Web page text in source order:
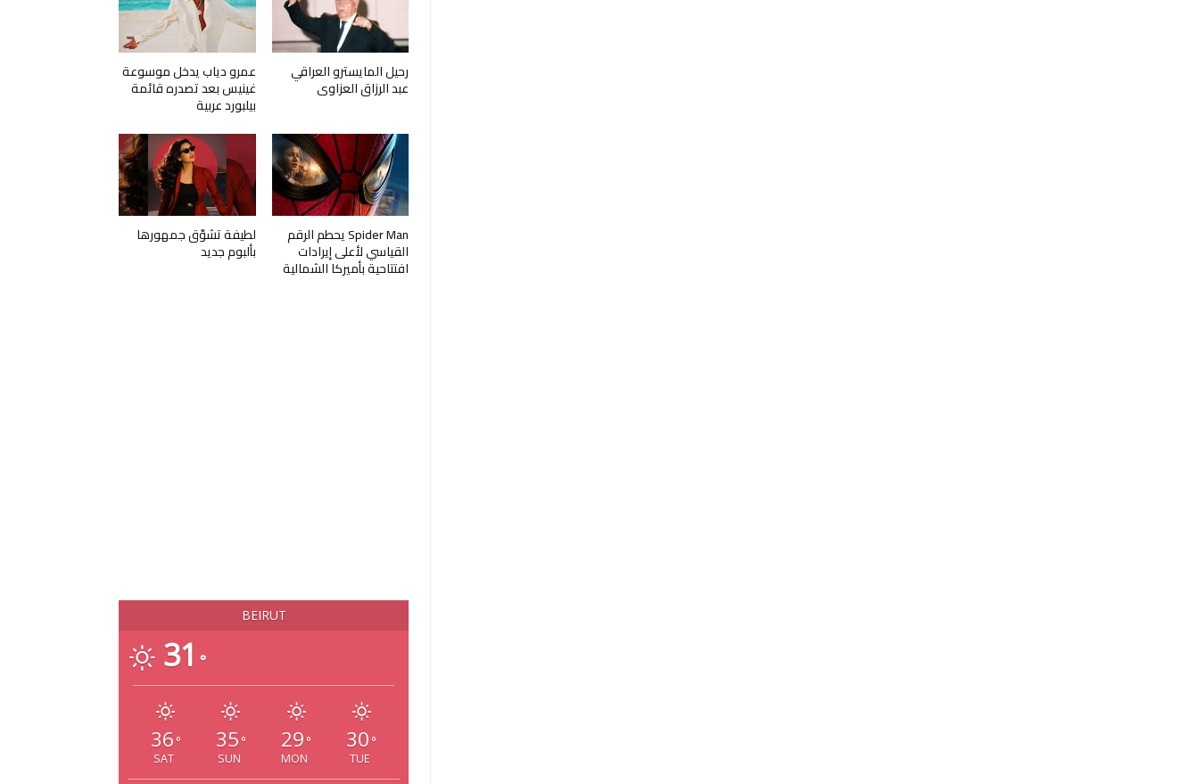
رحيل المايسترو العراقي
عبد الرزاق العزاوي
عمرو دياب يدخل موسوعة
غينيس بعد تصدره قائمة
بيلبورد عربية
Spider Man يحطم الرقم
القياسي لأعلى إيرادات
افتتاحية بأميركا الشمالية
لطيفة تشوّق جمهورها
بألبوم جديد
BEIRUT
31 °
36 °
SAT
35 °
SUN
29 °
MON
30 °
TUE